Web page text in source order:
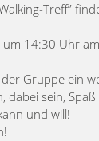
Treff”
14:30 Uhr
Gruppe ein
dabei sein,
und will!